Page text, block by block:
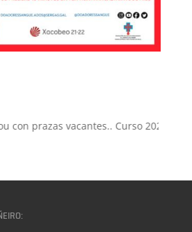
prazas vacantes.. Curso 2026-2027